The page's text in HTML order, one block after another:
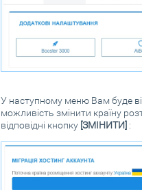
У наступному меню Вам буде
можливість змінити країну
відповідні кнопку [ЗМІНИТИ] :